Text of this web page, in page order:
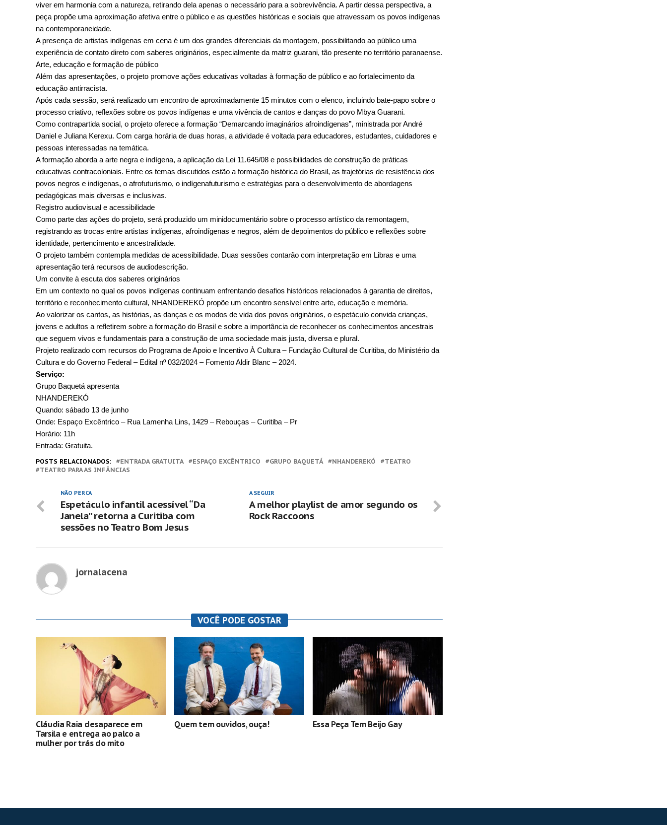
viver em harmonia com a natureza, retirando dela apenas o necessário para a sobrevivência. A partir dessa perspectiva, a
peça propõe uma aproximação afetiva entre o público e as questões históricas e sociais que atravessam os povos indígenas
na contemporaneidade.
A presença de artistas indígenas em cena é um dos grandes diferenciais da montagem, possibilitando ao público uma
experiência de contato direto com saberes originários, especialmente da matriz guarani, tão presente no território paranaense.
Arte, educação e formação de público
Além das apresentações, o projeto promove ações educativas voltadas à formação de público e ao fortalecimento da
educação antirracista.
Após cada sessão, será realizado um encontro de aproximadamente 15 minutos com o elenco, incluindo bate-papo sobre o
processo criativo, reflexões sobre os povos indígenas e uma vivência de cantos e danças do povo Mbya Guarani.
Como contrapartida social, o projeto oferece a formação “Demarcando imaginários afroindígenas”, ministrada por André
Daniel e Juliana Kerexu. Com carga horária de duas horas, a atividade é voltada para educadores, estudantes, cuidadores e
pessoas interessadas na temática.
A formação aborda a arte negra e indígena, a aplicação da Lei 11.645/08 e possibilidades de construção de práticas
educativas contracoloniais. Entre os temas discutidos estão a formação histórica do Brasil, as trajetórias de resistência dos
povos negros e indígenas, o afrofuturismo, o indígenafuturismo e estratégias para o desenvolvimento de abordagens
pedagógicas mais diversas e inclusivas.
Registro audiovisual e acessibilidade
Como parte das ações do projeto, será produzido um minidocumentário sobre o processo artístico da remontagem,
registrando as trocas entre artistas indígenas, afroindígenas e negros, além de depoimentos do público e reflexões sobre
identidade, pertencimento e ancestralidade.
O projeto também contempla medidas de acessibilidade. Duas sessões contarão com interpretação em Libras e uma
apresentação terá recursos de audiodescrição.
Um convite à escuta dos saberes originários
Em um contexto no qual os povos indígenas continuam enfrentando desafios históricos relacionados à garantia de direitos,
território e reconhecimento cultural, NHANDEREKÓ propõe um encontro sensível entre arte, educação e memória.
Ao valorizar os cantos, as histórias, as danças e os modos de vida dos povos originários, o espetáculo convida crianças,
jovens e adultos a refletirem sobre a formação do Brasil e sobre a importância de reconhecer os conhecimentos ancestrais
que seguem vivos e fundamentais para a construção de uma sociedade mais justa, diversa e plural.
Projeto realizado com recursos do Programa de Apoio e Incentivo À Cultura – Fundação Cultural de Curitiba, do Ministério da
Cultura e do Governo Federal – Edital nº 032/2024 – Fomento Aldir Blanc – 2024.
Serviço:
Grupo Baquetá apresenta
NHANDEREKÓ
Quando: sábado 13 de junho
Onde: Espaço Excêntrico – Rua Lamenha Lins, 1429 – Rebouças – Curitiba – Pr
Horário: 11h
Entrada: Gratuita.
POSTS RELACIONADOS: ENTRADA GRATUITA ESPAÇO EXCÊNTRICO GRUPO BAQUETÁ NHANDEREKÓ
TEATRO
TEATRO PARA AS INFÂNCIAS
A SEGUIR
A melhor playlist de amor segundo os
Rock Raccoons
NÃO PERCA
Espetáculo infantil acessível “Da
Janela” retorna a Curitiba com
sessões no Teatro Bom Jesus
jornalacena
VOCÊ PODE GOSTAR
Cláudia Raia desaparece em
Tarsila e entrega ao palco a
mulher por trás do mito
Quem tem ouvidos, ouça! Essa Peça Tem Beijo Gay